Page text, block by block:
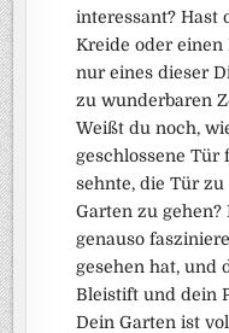
interessant? Hast
Kreide oder einen
nur eines dieser
zu wunderbaren
Weißt du noch,
geschlossene Tür
sehnte, die Tür
Garten zu gehen?
genauso
gesehen hat, und
Bleistift und dein
Dein Garten ist